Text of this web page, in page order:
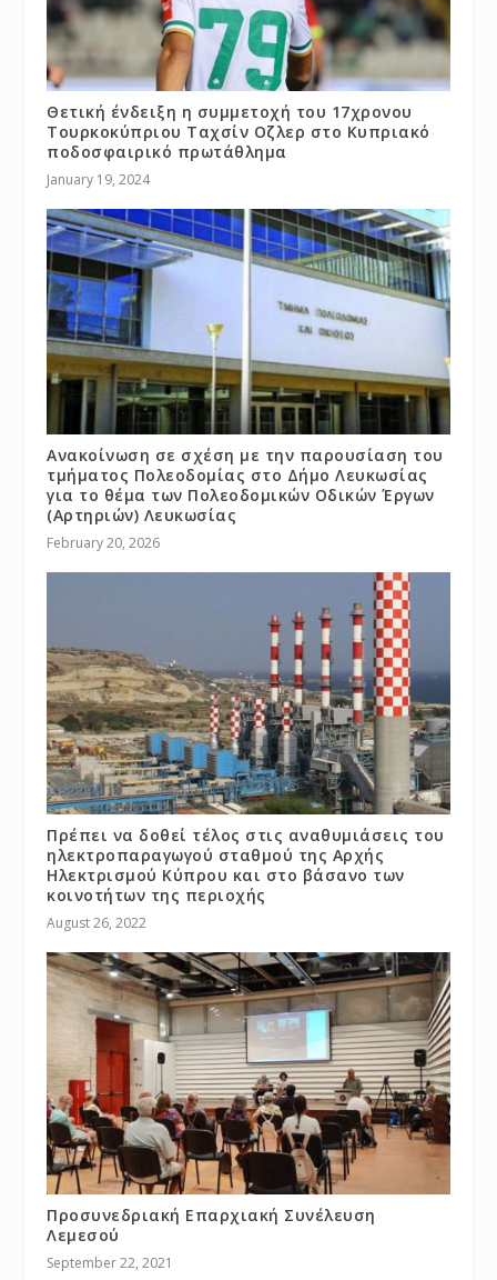
Θετική ένδειξη η συμμετοχή του 17χρονου
Τουρκοκύπριου Ταχσίν Οζλερ στο Κυπριακό
ποδοσφαιρικό πρωτάθλημα
January 19, 2024
Ανακοίνωση σε σχέση με την παρουσίαση του
τμήματος Πολεοδομίας στο Δήμο Λευκωσίας
για το θέμα των Πολεοδομικών Οδικών Έργων
(Αρτηριών) Λευκωσίας
February 20, 2026
Πρέπει να δοθεί τέλος στις αναθυμιάσεις του
ηλεκτροπαραγωγού σταθμού της Αρχής
Ηλεκτρισμού Κύπρου και στο βάσανο των
κοινοτήτων της περιοχής
August 26, 2022
Προσυνεδριακή Επαρχιακή Συνέλευση
Λεμεσού
September 22, 2021